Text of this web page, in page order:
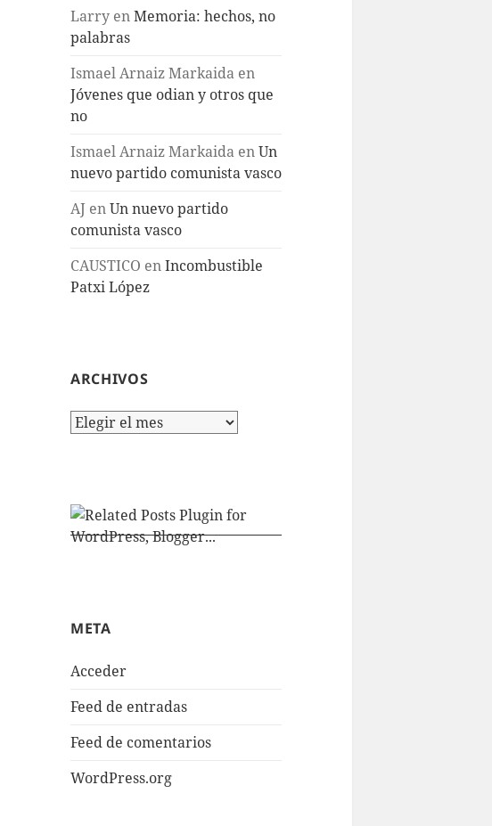
Larry enMemoria: hechos, no
palabras
Ismael Arnaiz Markaida en
Jóvenes que odian y otros que
no
Ismael Arnaiz Markaida enUn
nuevo partido comunista vasco
AJ enUn nuevo partido
comunista vasco
CAUSTICO enIncombustible
Patxi López
ARCHIVOS
Archivos
META
Acceder
Feed de entradas
Feed de comentarios
WordPress.org